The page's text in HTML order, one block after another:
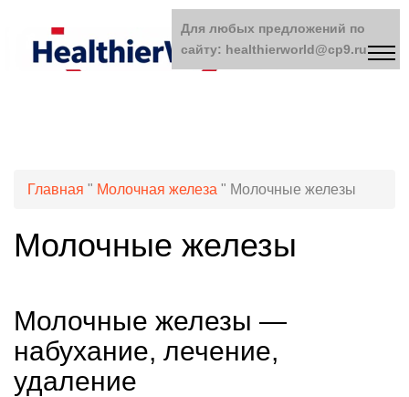
Главная " Молочная железа " Молочные железы
Молочные железы
Молочные железы —
набухание, лечение,
удаление
Для любых предложений по
сайту: healthierworld@cp9.ru